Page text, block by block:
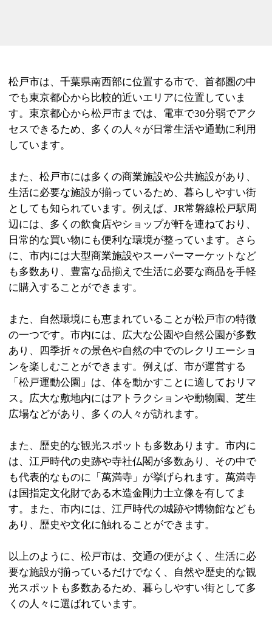
松戸市は、千葉県南西部に位置する市で、首都圏の中
でも東京都心から比較的近いエリアに位置していま
す。東京都心から松戸市までは、電車で30分弱でアク
セスできるため、多くの人々が日常生活や通勤に利用
しています。
また、松戸市には多くの商業施設や公共施設があり、
生活に必要な施設が揃っているため、暮らしやすい街
としても知られています。例えば、JR常磐線松戸駅周
辺には、多くの飲食店やショップが軒を連ねており、
日常的な買い物にも便利な環境が整っています。さら
に、市内には大型商業施設やスーパーマーケットなど
も多数あり、豊富な品揃えで生活に必要な商品を手軽
に購入することができます。
また、自然環境にも恵まれていることが松戸市の特徴
の一つです。市内には、広大な公園や自然公園が多数
あり、四季折々の景色や自然の中でのレクリエーショ
ンを楽しむことができます。例えば、市が運営する
「松戸運動公園」は、体を動かすことに適しておリマ
ス。広大な敷地内にはアトラクションや動物園、芝生
広場などがあり、多くの人々が訪れます。
また、歴史的な観光スポットも多数あります。市内に
は、江戸時代の史跡や寺社仏閣が多数あり、その中で
も代表的なものに「萬満寺」が挙げられます。萬満寺
は国指定文化財である木造金剛力士立像を有してま
す。また、市内には、江戸時代の城跡や博物館なども
あり、歴史や文化に触れることができます。
以上のように、松戸市は、交通の便がよく、生活に必
要な施設が揃っているだけでなく、自然や歴史的な観
光スポットも多数あるため、暮らしやすい街として多
くの人々に選ばれています。